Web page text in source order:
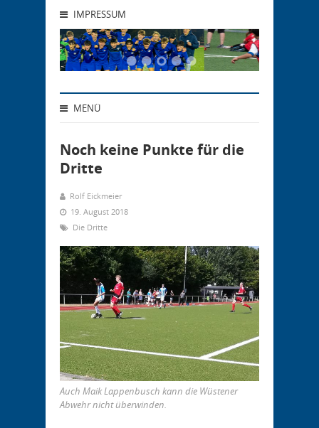
IMPRESSUM
MENÜ
Noch keine Punkte für die
Dritte
Rolf Eickmeier
19. August 2018
Die Dritte
Auch Maik Lappenbusch kann die Wüstener
Abwehr nicht überwinden.